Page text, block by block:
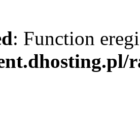
: Function